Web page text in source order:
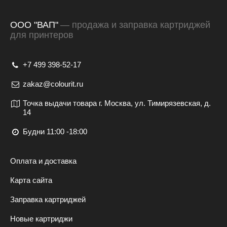
ООО "ВАП" — продажа и заправка картриджей
для принтеров
+7 499 398-52-17
zakaz@colourit.ru
Точка выдачи товара г. Москва, ул. Тимирязевская, д.
14
Будни 11:00 -18:00
Оплата и доставка
Карта сайта
Заправка картриджей
Новые картриджи